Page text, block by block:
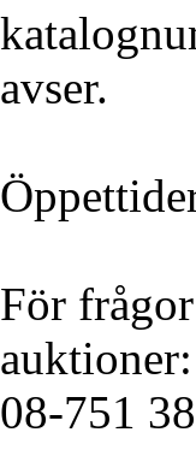
avser.
För
auktioner:
08-751